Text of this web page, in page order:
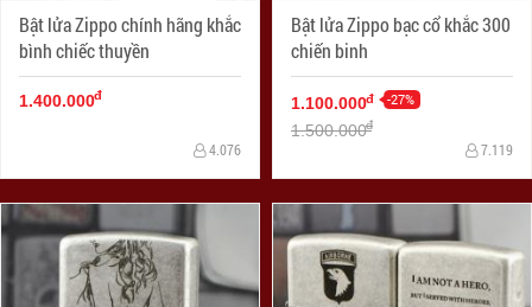
Bật lửa Zippo chính hãng khắc
bình chiếc thuyền
1.400.000đ
4.076
Bật lửa Zippo bạc cổ khắc 300
chiến binh
1.100.000đ -27%
1.500.000đ
7.119